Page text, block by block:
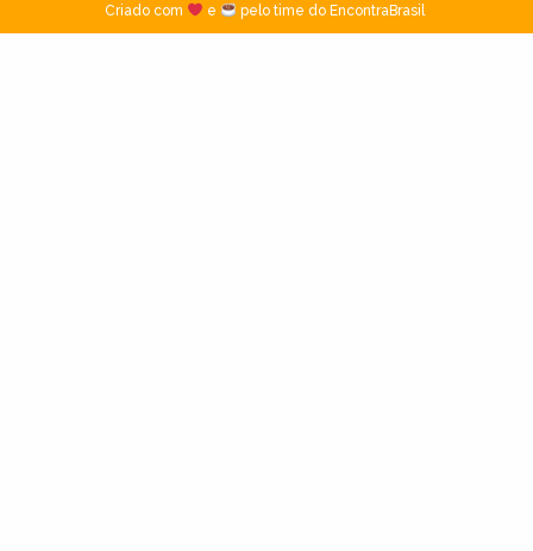
Criado com
e pelo time do EncontraBrasil